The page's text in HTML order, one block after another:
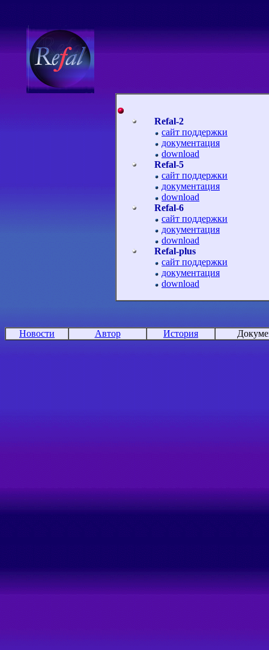
Refal-2
сайт поддержки
документация
download
Refal-5
сайт поддержки
документация
download
Refal-6
сайт поддержки
документация
download
Refal-plus
сайт поддержки
документация
download
Новости Автор История